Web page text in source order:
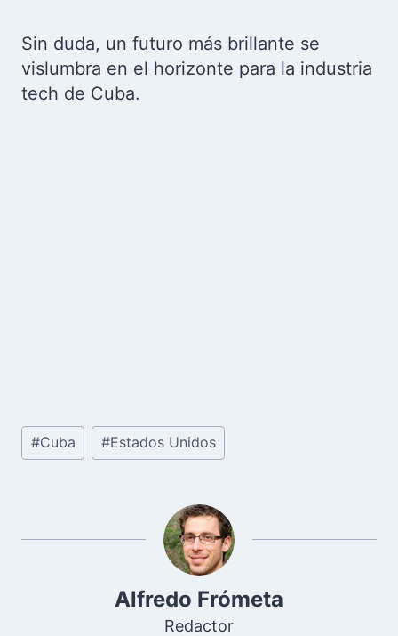
Sin duda, un futuro más brillante se
vislumbra en el horizonte para la industria
tech de Cuba.
Etiquetas
de
#Cuba #Estados Unidos
Alfredo Frómeta
Redactor